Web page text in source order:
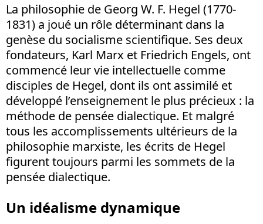
La philosophie de Georg W. F. Hegel (1770-
1831) a joué un rôle déterminant dans la
genèse du socialisme scientifique. Ses deux
fondateurs, Karl Marx et Friedrich Engels, ont
commencé leur vie intellectuelle comme
disciples de Hegel, dont ils ont assimilé et
développé l’enseignement le plus précieux : la
méthode de pensée dialectique. Et malgré
tous les accomplissements ultérieurs de la
philosophie marxiste, les écrits de Hegel
figurent toujours parmi les sommets de la
pensée dialectique.
Un idéalisme dynamique